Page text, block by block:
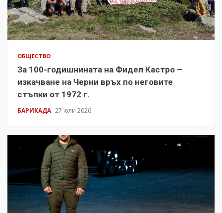
ОБЩЕСТВО
За 100-годишнината на Фидел Кастро –
изкачване на Черни връх по неговите
стъпки от 1972 г.
БАРИКАДА 27 юли 2026